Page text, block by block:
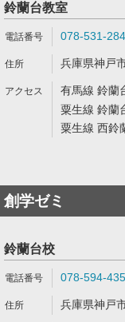
鈴蘭台教室
078-531-
兵庫県神戸
有馬線 鈴蘭
粟生線 鈴蘭
粟生線 西鈴
創学ゼミ
鈴蘭台校
078-594-
兵庫県神戸